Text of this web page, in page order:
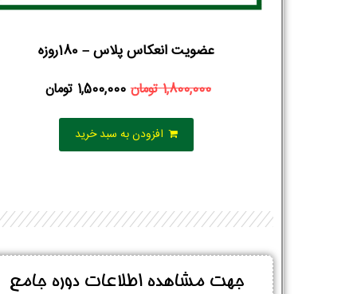
عضویت انعکاس پلاس – 180روزه
1,800,000تومان 1,500,000 تومان
افزودن به سبد خرید
جهت مشاهده اطلاعات دوره جامع